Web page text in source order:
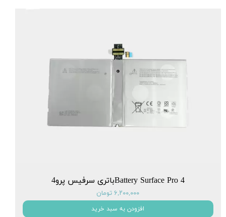
Battery Surface Pro 4باتری سرفیس پرو4
۶,۲۰۰,۰۰۰ تومان
افزودن به سبد خرید